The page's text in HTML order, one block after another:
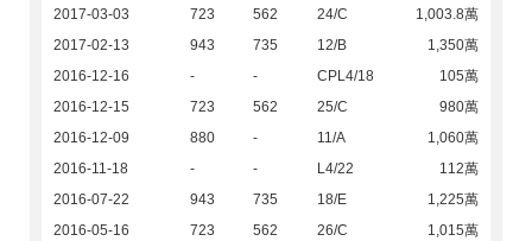
2017-03-03
723 562 24/C
1,003.8萬
2017-02-13
943 735 12/B
1,350萬
2016-12-16
- - CPL4/18
105萬
2016-12-15
723 562 25/C
980萬
2016-12-09
880 - 11/A
1,060萬
2016-11-18
- - L4/22
112萬
2016-07-22
943 735 18/E
1,225萬
2016-05-16
723 562 26/C
1,015萬